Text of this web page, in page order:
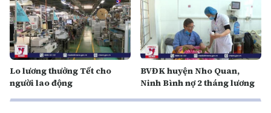
Lo lương thưởng Tết cho
người lao động
BVĐK huyện Nho Quan,
Ninh Bình nợ 2 tháng lương